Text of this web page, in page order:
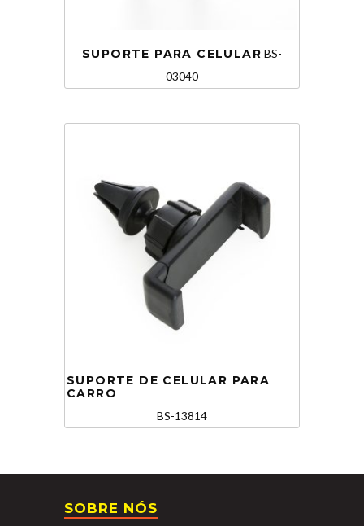
SUPORTE PARA CELULAR BS-
03040
SUPORTE DE CELULAR PARA
CARRO
BS-13814
SOBRE NÓS